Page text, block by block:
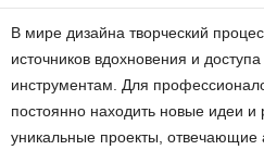
В мире дизайна творческий
источников вдохновения и
инструментам. Для
постоянно находить новые идеи и
уникальные проекты, отвечающие